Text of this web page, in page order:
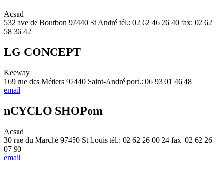
Acsud
532 ave de Bourbon 97440 St André tél.: 02 62 46 26 40 fax: 02 62
58 36 42
LG CONCEPT
Keeway
169 rue des Métiers 97440 Saint-André port.: 06 93 01 46 48
email
nCYCLO SHOPom
Acsud
30 rue du Marché 97450 St Louis tél.: 02 62 26 00 24 fax: 02 62 26
07 90
email